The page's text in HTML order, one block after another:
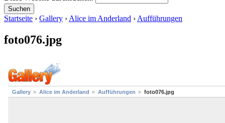
Startseite › Gallery › Alice im Anderland › Aufführungen
foto076.jpg
Gallery Alice im Anderland Aufführungen foto076.jpg